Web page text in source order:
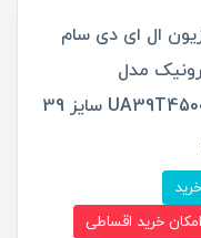
ال ای دی سام
مدل
UA39T4500TH سایز 39